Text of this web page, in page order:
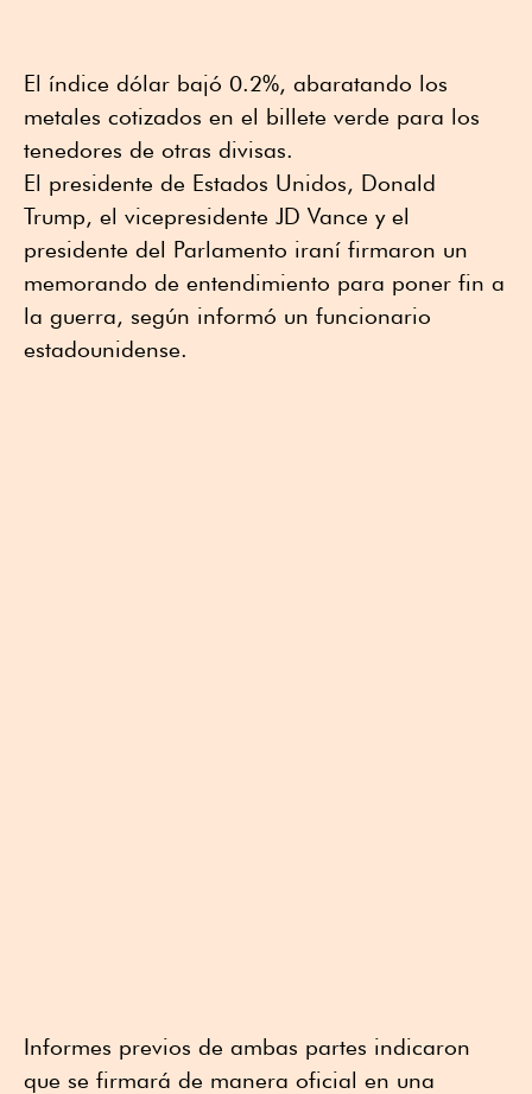
El índice dólar bajó 0.2%, abaratando los
metales cotizados en el billete verde para los
tenedores de otras divisas.
El presidente de Estados Unidos, Donald
Trump, el vicepresidente JD Vance y el
presidente del Parlamento iraní firmaron un
memorando de entendimiento para poner fin a
la guerra, según informó un funcionario
estadounidense.
Informes previos de ambas partes indicaron
que se firmará de manera oficial en una